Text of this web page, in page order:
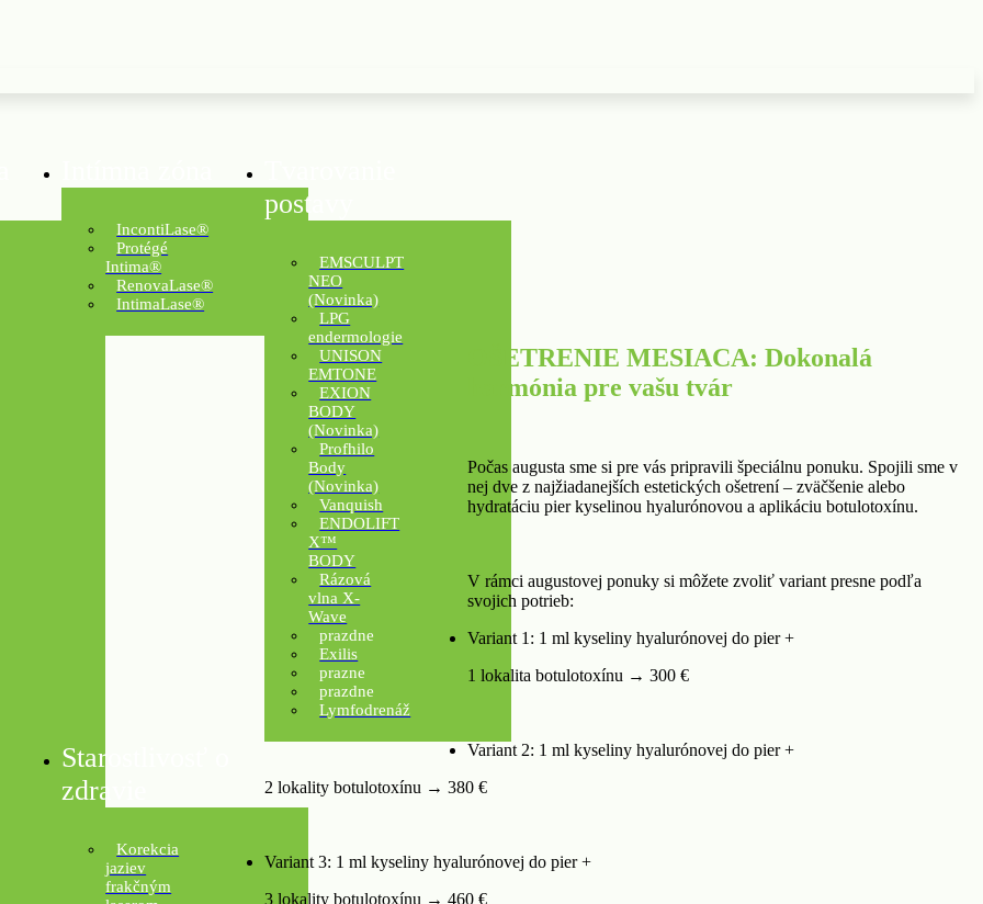
IncontiLase®
Protégé
Intima®
RenovaLase®
IntimaLase®
postavy
EMSCULPT
NEO
(Novinka)
LPG
endermologie
UNISON
EMTONE
EXION
BODY
(Novinka)
Profhilo
Body
(Novinka)
Vanquish
ENDOLIFT
X™
BODY
Rázová
vlna X-
Wave
prazdne
Exilis
prazne
prazdne
Lymfodrenáž
Starostlivosť o
zdravie
Korekcia
jaziev
frakčným
OŠETRENIE MESIACA: Dokonalá
harmónia pre vašu tvár
Počas augusta sme si pre vás pripravili špeciálnu ponuku. Spojili sme v
nej dve z najžiadanejších estetických ošetrení – zväčšenie alebo
hydratáciu pier kyselinou hyalurónovou a aplikáciu botulotoxínu.
V rámci augustovej ponuky si môžete zvoliť variant presne podľa
svojich potrieb:
Variant 1: 1 ml kyseliny hyalurónovej do pier +
1 lokalita botulotoxínu → 300 €
Variant 2: 1 ml kyseliny hyalurónovej do pier +
2 lokality botulotoxínu → 380 €
Variant 3: 1 ml kyseliny hyalurónovej do pier +
3 lokality botulotoxínu → 460 €